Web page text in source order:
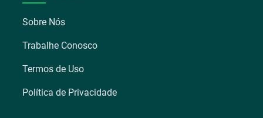
Sobre Nós
Trabalhe Conosco
Termos de Uso
Política de Privacidade